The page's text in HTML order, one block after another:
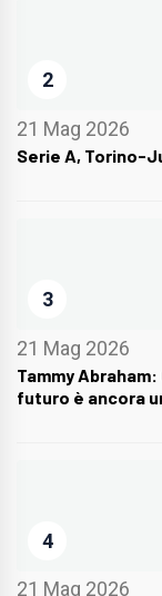
2
21 Mag 2026
Serie A, Torino-
3
21 Mag 2026
Tammy
futuro è ancora
4
21 Mag 2026